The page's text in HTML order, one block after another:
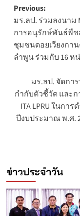
Post
Previous:
มร.ลป. ร่วมลงนาม
การอนุรักษ์พันธ์พืช
ชุมชนดอยเวียงกา
ลำพูน ร่วมกับ 16 ห
มร.ลป. จัดกา
กำกับตัวชี้วัด และ
ITA LPRU ในกา
ปีงบประมาณ พ.ศ.
ข่าวประจำวัน